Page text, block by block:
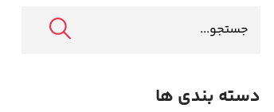
دسته بندی ها